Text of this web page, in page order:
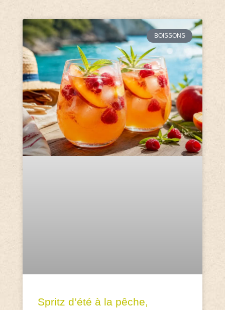
BOISSONS
Spritz d’été à la pêche,